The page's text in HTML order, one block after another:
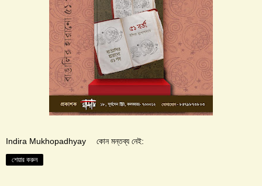
Indira Mukhopadhyay কোন মন্তব্য নেই:
শেয়ার করুন